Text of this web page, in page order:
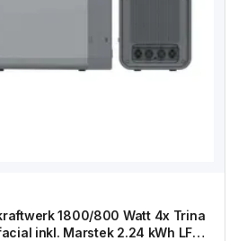
1800/800 Watt 4x Trina
inkl. Marstek 2.24 kWh LFP